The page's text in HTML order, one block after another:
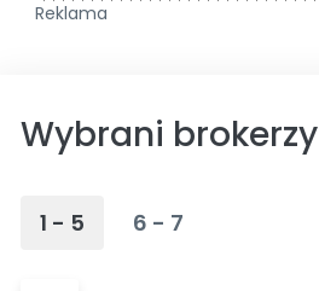
Reklama
Wybrani brokerzy
1 - 5 6 - 7